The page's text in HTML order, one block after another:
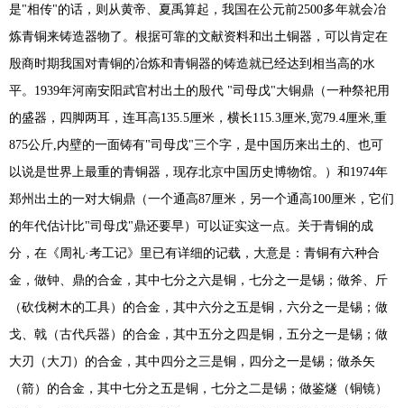
是"相传"的话，则从黄帝、夏禹算起，我国在公元前2500多年就会冶
炼青铜来铸造器物了。根据可靠的文献资料和出土铜器，可以肯定在
殷商时期我国对青铜的冶炼和青铜器的铸造就已经达到相当高的水
平。1939年河南安阳武官村出土的殷代 "司母戊"大铜鼎（一种祭祀用
的盛器，四脚两耳，连耳高135.5厘米，横长115.3厘米,宽79.4厘米,重
875公斤,内壁的一面铸有"司母戊"三个字，是中国历来出土的、也可
以说是世界上最重的青铜器，现存北京中国历史博物馆。）和1974年
郑州出土的一对大铜鼎（一个通高87厘米，另一个通高100厘米，它们
的年代估计比"司母戊"鼎还要早）可以证实这一点。关于青铜的成
分，在《周礼·考工记》里已有详细的记载，大意是：青铜有六种合
金，做钟、鼎的合金，其中七分之六是铜，七分之一是锡；做斧、斤
（砍伐树木的工具）的合金，其中六分之五是铜，六分之一是锡；做
戈、戟（古代兵器）的合金，其中五分之四是铜，五分之一是锡；做
大刃（大刀）的合金，其中四分之三是铜，四分之一是锡；做杀矢
（箭）的合金，其中七分之五是铜，七分之二是锡；做鉴燧（铜镜）